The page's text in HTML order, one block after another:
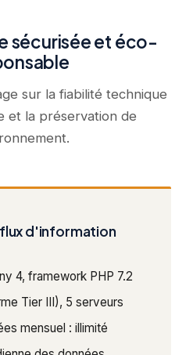
sécurisée et éco-
sur la fiabilité technique
et la préservation de
d'information
4, framework PHP 7.2
Tier III), 5 serveurs
mensuel : illimité